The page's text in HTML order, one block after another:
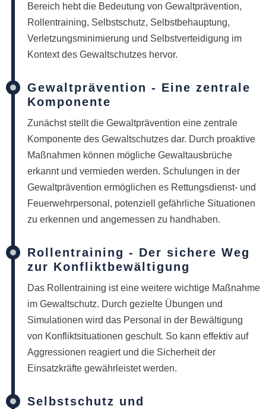
Bereich hebt die Bedeutung von Gewaltprävention,
Rollentraining, Selbstschutz, Selbstbehauptung,
Verletzungsminimierung und Selbstverteidigung im
Kontext des Gewaltschutzes hervor.
Gewaltprävention - Eine zentrale
Komponente
Zunächst stellt die Gewaltprävention eine zentrale
Komponente des Gewaltschutzes dar. Durch proaktive
Maßnahmen können mögliche Gewaltausbrüche
erkannt und vermieden werden. Schulungen in der
Gewaltprävention ermöglichen es Rettungsdienst- und
Feuerwehrpersonal, potenziell gefährliche Situationen
zu erkennen und angemessen zu handhaben.
Rollentraining - Der sichere Weg
zur Konfliktbewältigung
Das Rollentraining ist eine weitere wichtige Maßnahme
im Gewaltschutz. Durch gezielte Übungen und
Simulationen wird das Personal in der Bewältigung
von Konfliktsituationen geschult. So kann effektiv auf
Aggressionen reagiert und die Sicherheit der
Einsatzkräfte gewährleistet werden.
Selbstschutz und